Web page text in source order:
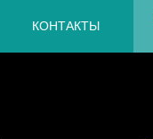
КОНТАКТЫ